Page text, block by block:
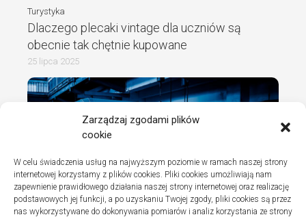
Zarządzaj zgodami plików
cookie
W celu świadczenia usług na najwyższym poziomie w ramach naszej strony
internetowej korzystamy z plików cookies. Pliki cookies umożliwiają nam
zapewnienie prawidłowego działania naszej strony internetowej oraz realizację
podstawowych jej funkcji, a po uzyskaniu Twojej zgody, pliki cookies są przez
nas wykorzystywane do dokonywania pomiarów i analiz korzystania ze strony
Turystyka
Dlaczego plecaki vintage dla uczniów są
obecnie tak chętnie kupowane
25 lipca 2025